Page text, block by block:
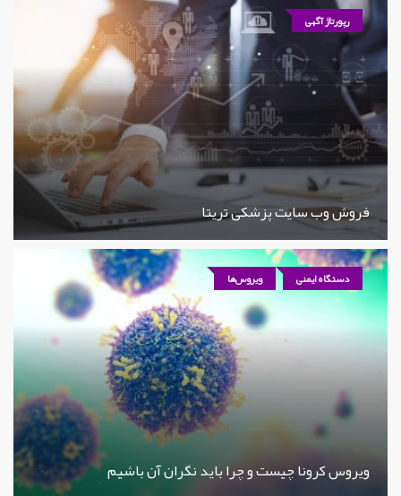
رپورتاژ آگهی
فروش وب سایت پزشکی تریتا
دستگاه ایمنی ویروس‌ها
ویروس کرونا چیست و چرا باید نگران آن باشیم